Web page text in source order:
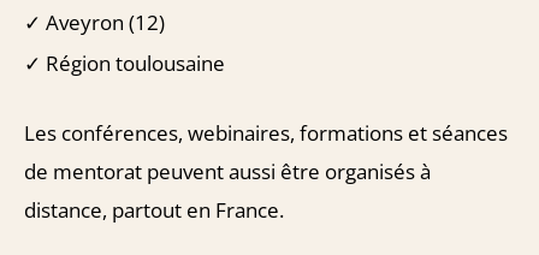
✓ Aveyron (12)
✓ Région toulousaine
Les conférences, webinaires, formations et séances
de mentorat peuvent aussi être organisés à
distance, partout en France.